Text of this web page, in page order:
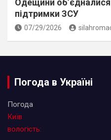
Одещини
підтримки ЗСУ
07/29/2026
Погода в Україні
Погода
Київ
вологість: